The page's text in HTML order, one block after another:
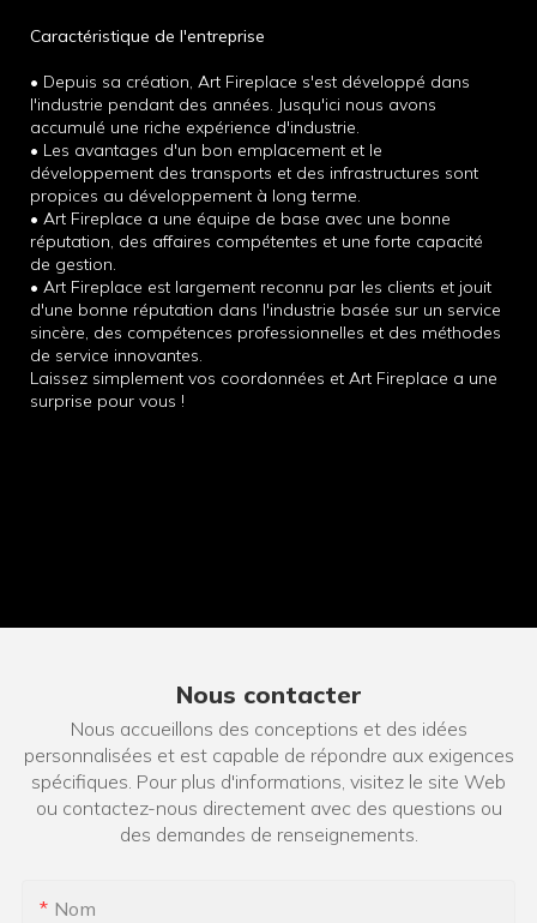
Caractéristique de l'entreprise
• Depuis sa création, Art Fireplace s'est développé dans
l'industrie pendant des années. Jusqu'ici nous avons
accumulé une riche expérience d'industrie.
• Les avantages d'un bon emplacement et le
développement des transports et des infrastructures sont
propices au développement à long terme.
• Art Fireplace a une équipe de base avec une bonne
réputation, des affaires compétentes et une forte capacité
de gestion.
• Art Fireplace est largement reconnu par les clients et jouit
d'une bonne réputation dans l'industrie basée sur un service
sincère, des compétences professionnelles et des méthodes
de service innovantes.
Laissez simplement vos coordonnées et Art Fireplace a une
surprise pour vous !
Nous contacter
Nous accueillons des conceptions et des idées
personnalisées et est capable de répondre aux exigences
spécifiques. Pour plus d'informations, visitez le site Web
ou contactez-nous directement avec des questions ou
des demandes de renseignements.
Nom